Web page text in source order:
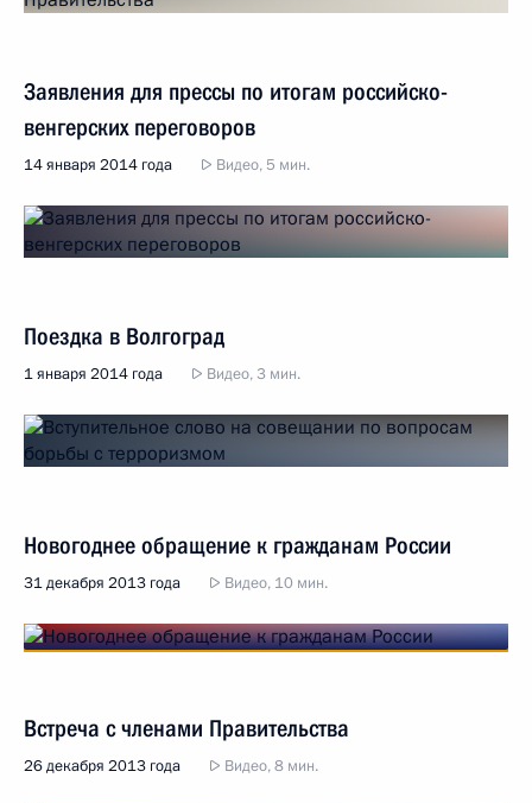
Заявления для прессы по итогам российско-
венгерских переговоров
14 января 2014 года Видео, 5 мин.
Поездка в Волгоград
1 января 2014 года Видео, 3 мин.
Новогоднее обращение к гражданам России
31 декабря 2013 года Видео, 10 мин.
Встреча с членами Правительства
26 декабря 2013 года Видео, 8 мин.